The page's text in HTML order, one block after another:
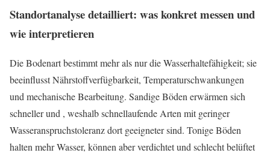
Standortanalyse detailliert: was konkret messen und
wie interpretieren
Die Bodenart bestimmt mehr als nur die Wasserhaltefähigkeit; sie
beeinflusst Nährstoffverfügbarkeit, Temperaturschwankungen
und mechanische Bearbeitung. Sandige Böden erwärmen sich
schneller und , weshalb schnellaufende Arten mit geringer
Wasseranspruchstoleranz dort geeigneter sind. Tonige Böden
halten mehr Wasser, können aber verdichtet und schlecht belüftet